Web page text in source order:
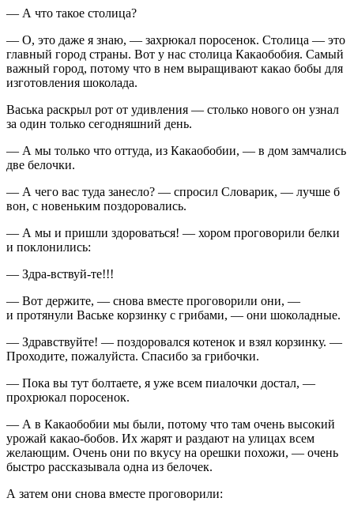
— А что такое столица?
— О, это даже я знаю, — захрюкал поросенок. Столица — это
главный город страны. Вот у нас столица Какаобобия. Самый
важный город, потому что в нем выращивают какао бобы для
изготовления шоколада.
Васька раскрыл рот от удивления — столько нового он узнал
за один только сегодняшний день.
— А мы только что оттуда, из Какаобобии, — в дом замчались
две белочки.
— А чего вас туда занесло? — спросил Словарик, — лучше б
вон, с новеньким поздоровались.
— А мы и пришли здороваться! — хором проговорили белки
и поклонились:
— Здра-вствуй-те!!!
— Вот держите, — снова вместе проговорили они, —
и протянули Ваське корзинку с грибами, — они шоколадные.
— Здравствуйте! — поздоровался котенок и взял корзинку. —
Проходите, пожалуйста. Спасибо за грибочки.
— Пока вы тут болтаете, я уже всем пиалочки достал, —
прохрюкал поросенок.
— А в Какаобобии мы были, потому что там очень высокий
урожай какао-бобов. Их жарят и раздают на улицах всем
желающим. Очень они по вкусу на орешки похожи, — очень
быстро рассказывала одна из белочек.
А затем они снова вместе проговорили: